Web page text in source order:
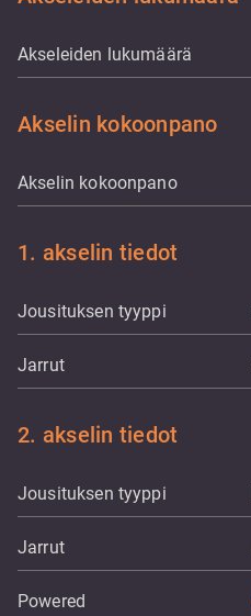
Akseleiden lukumäärä
Akselin kokoonpano
Akselin kokoonpano
1. akselin tiedot
Jousituksen tyyppi
Jarrut
2. akselin tiedot
Jousituksen tyyppi
Jarrut
Powered